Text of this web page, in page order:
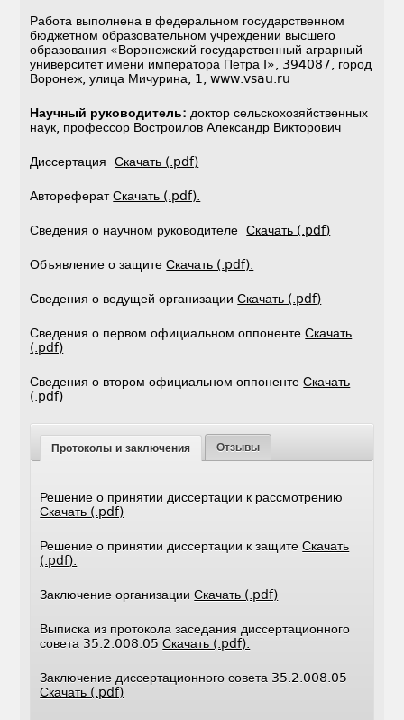
Работа выполнена в федеральном государственном
бюджетном образовательном учреждении высшего
образования «Воронежский государственный аграрный
университет имени императора Петра I», 394087, город
Воронеж, улица Мичурина, 1, www.vsau.ru
Научный руководитель: доктор сельскохозяйственных
наук, профессор Востроилов Александр Викторович
ДиссертацияСкачать (.pdf)
АвторефератСкачать (.pdf).
Сведения о научном руководителеСкачать (.pdf)
Объявление о защитеСкачать (.pdf).
Сведения о ведущей организацииСкачать (.pdf)
Сведения о первом официальном оппонентеСкачать
(.pdf)
Сведения о втором официальном оппонентеСкачать
(.pdf)
Протоколы и заключения Отзывы
Решение о принятии диссертации к рассмотрению
Скачать (.pdf)
Решение о принятии диссертации к защитеСкачать
(.pdf).
Заключение организацииСкачать (.pdf)
Выписка из протокола заседания диссертационного
совета 35.2.008.05Скачать (.pdf).
Заключение диссертационного совета 35.2.008.05
Скачать (.pdf)